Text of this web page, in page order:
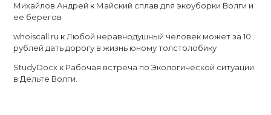
Михайлов Андрей к Майский сплав для экоуборки Волги и
ее берегов
whoiscall.ru к Любой неравнодушный человек может за 10
рублей дать дорогу в жизнь юному толстолобику
StudyDocx к Рабочая встреча по Экологической ситуации
в Дельте Волги.